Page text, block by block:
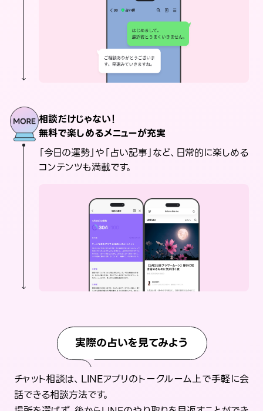
相談だけじゃない！
無料で楽しめるメニューが充実
「今日の運勢」や「占い記事」など、日常的に楽しめる
コンテンツも満載です。
実際の占いを見てみよう
チャット相談は、LINEアプリのトークルーム上で手軽に会
話できる相談方法です。